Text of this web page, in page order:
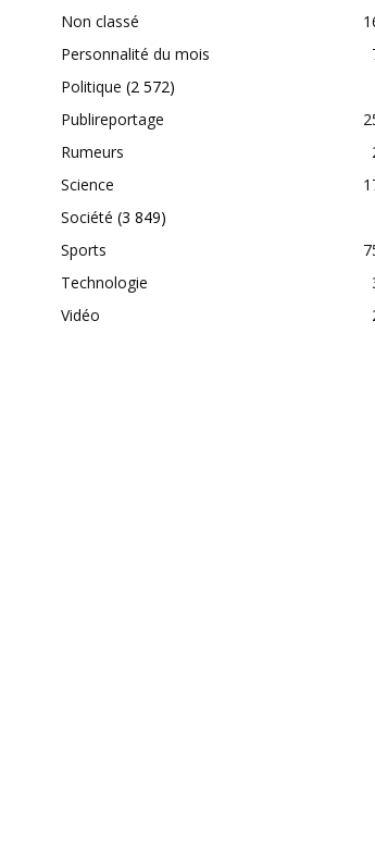
Non classé
Personnalité du mois
Politique (2 572)
Publireportage
Rumeurs
Science
Société (3 849)
Sports
Technologie
Vidéo